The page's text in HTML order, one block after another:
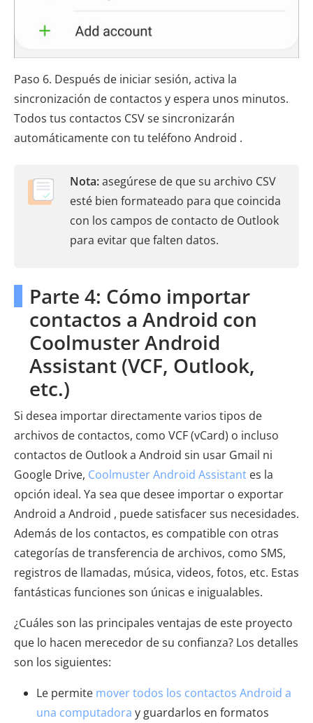
Paso 6. Después de iniciar sesión, activa la
sincronización de contactos y espera unos minutos.
Todos tus contactos CSV se sincronizarán
automáticamente con tu teléfono Android .
Nota:asegúrese de que su archivo CSV
esté bien formateado para que coincida
con los campos de contacto de Outlook
para evitar que falten datos.
Parte 4: Cómo importar
contactos a Android con
Coolmuster Android
Assistant (VCF, Outlook,
etc.)
Si desea importar directamente varios tipos de
archivos de contactos, como VCF (vCard) o incluso
contactos de Outlook a Android sin usar Gmail ni
Google Drive, Coolmuster Android Assistant es la
opción ideal. Ya sea que desee importar o exportar
Android a Android , puede satisfacer sus necesidades.
Además de los contactos, es compatible con otras
categorías de transferencia de archivos, como SMS,
registros de llamadas, música, videos, fotos, etc. Estas
fantásticas funciones son únicas e inigualables.
¿Cuáles son las principales ventajas de este proyecto
que lo hacen merecedor de su confianza? Los detalles
son los siguientes:
Le permite mover todos los contactos Android a
una computadora y guardarlos en formatos